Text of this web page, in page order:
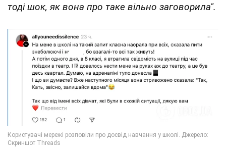
тоді шок, як вона про таке вільно заговорила".